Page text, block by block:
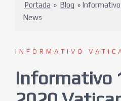
Portada » Blog »
News
INFORMATIVO
Informativo